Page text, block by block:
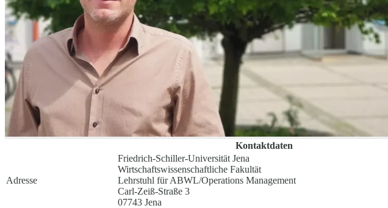
Kontaktdaten
Adresse
Friedrich-Schiller-Universität Jena
Wirtschaftswissenschaftliche Fakultät
Lehrstuhl für ABWL/Operations Management
Carl-Zeiß-Straße 3
07743 Jena